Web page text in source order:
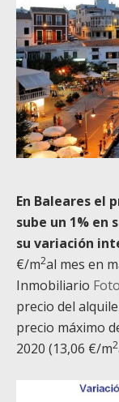
En Baleares el
sube un 1% en
su variación
€/m2al mes en
Inmobiliario
precio del
precio máximo
2020 (13,06 €/m2